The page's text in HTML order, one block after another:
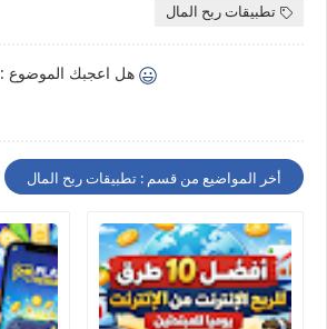
تطبيقات ربح المال
هل اعجبك الموضوع :
أخر المواضيع من قسم : تطبيقات ربح المال